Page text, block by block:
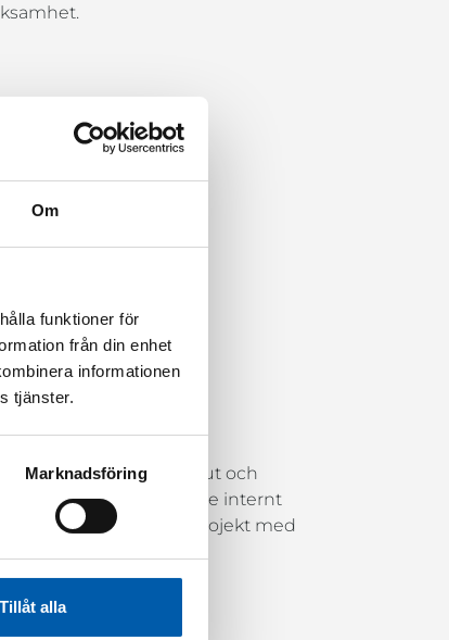
Om
funktioner för
från din enhet
informationen
tjänster.
Marknadsföring
Tillåt alla
får ta ansvar, fatta beslut och
i dina relationer, både internt
riktning, även i projekt med